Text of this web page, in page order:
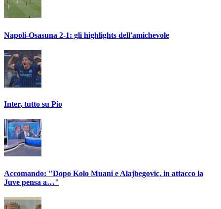
Napoli-Osasuna 2-1: gli highlights dell'amichevole
Inter, tutto su Pio
Accomando: "Dopo Kolo Muani e Alajbegovic, in attacco la
Juve pensa a…"